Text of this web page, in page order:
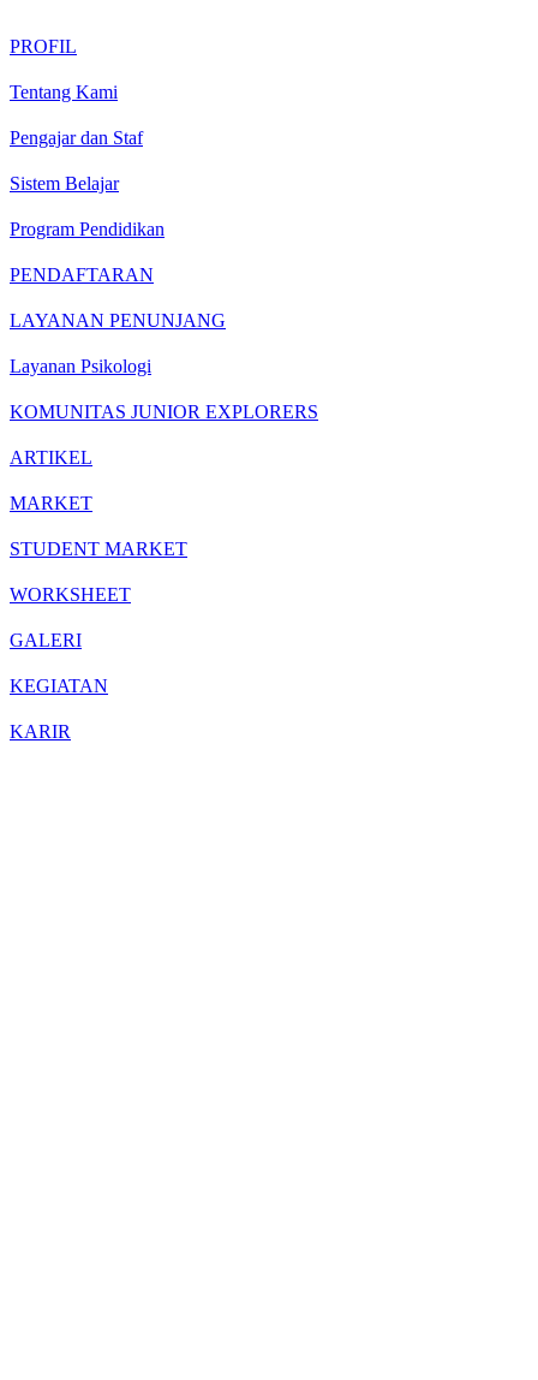
PROFIL
Tentang Kami
Pengajar dan Staf
Sistem Belajar
Program Pendidikan
PENDAFTARAN
LAYANAN PENUNJANG
Layanan Psikologi
KOMUNITAS JUNIOR EXPLORERS
ARTIKEL
MARKET
STUDENT MARKET
WORKSHEET
GALERI
KEGIATAN
KARIR